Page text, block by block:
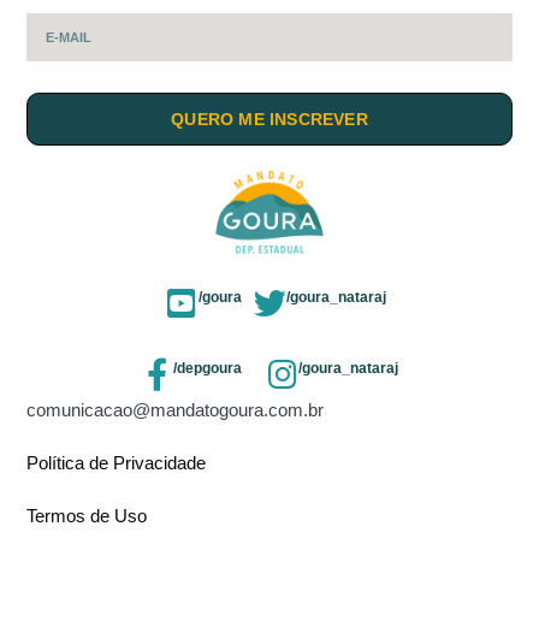
QUERO ME INSCREVER
/goura /goura_nataraj
/depgoura /goura_nataraj
comunicacao@mandatogoura.com.br
Política de Privacidade
Termos de Uso